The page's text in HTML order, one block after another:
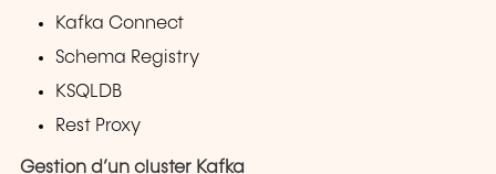
Kafka Connect
Schema Registry
KSQLDB
Rest Proxy
Gestion d’un cluster Kafka